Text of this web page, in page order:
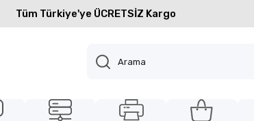
Tüm Türkiye'ye ÜCRETSİZ Kargo